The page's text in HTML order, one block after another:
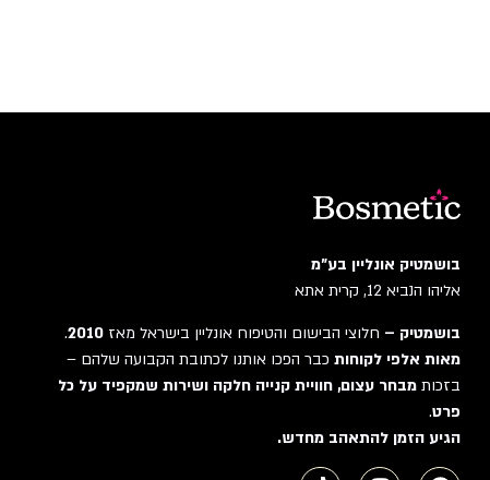
בושמטיק אונליין בע"מ
אליהו הנביא 12, קרית אתא
בושמטיק – חלוצי הבישום והטיפוח אונליין בישראל מאז 2010
.
מאות אלפי לקוחות כבר הפכו אותנו לכתובת הקבועה שלהם –
בזכות מבחר עצום, חוויית קנייה חלקה ושירות שמקפיד על כל
פרט.
הגיע הזמן להתאהב מחדש.